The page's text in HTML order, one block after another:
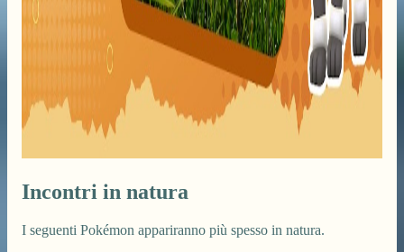
Incontri in natura
I seguenti Pokémon appariranno più spesso in natura.